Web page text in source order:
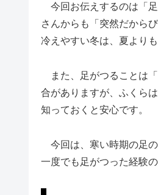
今回お伝えするのは「
さんからも「突然だから
冷えやすい冬は、夏より
また、足がつることは
合がありますが、ふくら
知っておくと安心です。
今回は、寒い時期の足の
一度でも足がつった経験